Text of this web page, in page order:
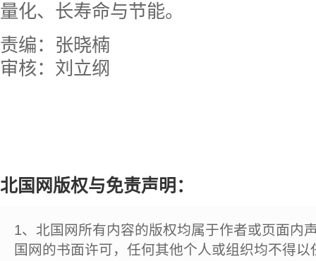
量化、长寿命与节能。
责编：张晓楠
审核：刘立纲
北国网版权与免责声明：
1、北国网所有内容的版权均属于作者或页面内
国网的书面许可，任何其他个人或组织均不得